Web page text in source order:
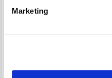
Marketing